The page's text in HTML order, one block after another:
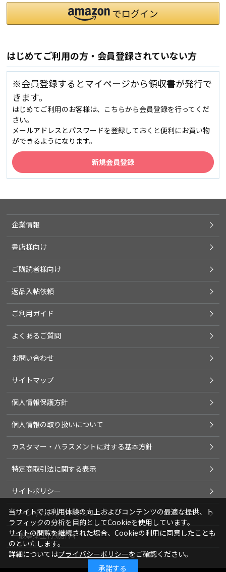
はじめてご利用の方・会員登録されていない方
※会員登録するとマイページから領収書が発行で
きます。
はじめてご利用のお客様は、こちらから会員登録を行ってくだ
さい。
メールアドレスとパスワードを登録しておくと便利にお買い物
ができるようになります。
企業情報
書店様向け
ご購読者様向け
返品入帖依頼
ご利用ガイド
よくあるご質問
お問い合わせ
サイトマップ
個人情報保護方針
個人情報の取り扱いについて
カスタマー・ハラスメントに対する基本方針
特定商取引法に関する表示
サイトポリシー
ソーシャルメディアポリシー
一般事業主行動計画
当サイトでは利用体験の向上およびコンテンツの最適な提供、ト
ラフィックの分析を目的としてCookieを使用しています。
サイトの閲覧を継続された場合、Cookieの利用に同意したことも
のといたします。
詳細についてはプライバシーポリシーをご確認ください。
承諾する